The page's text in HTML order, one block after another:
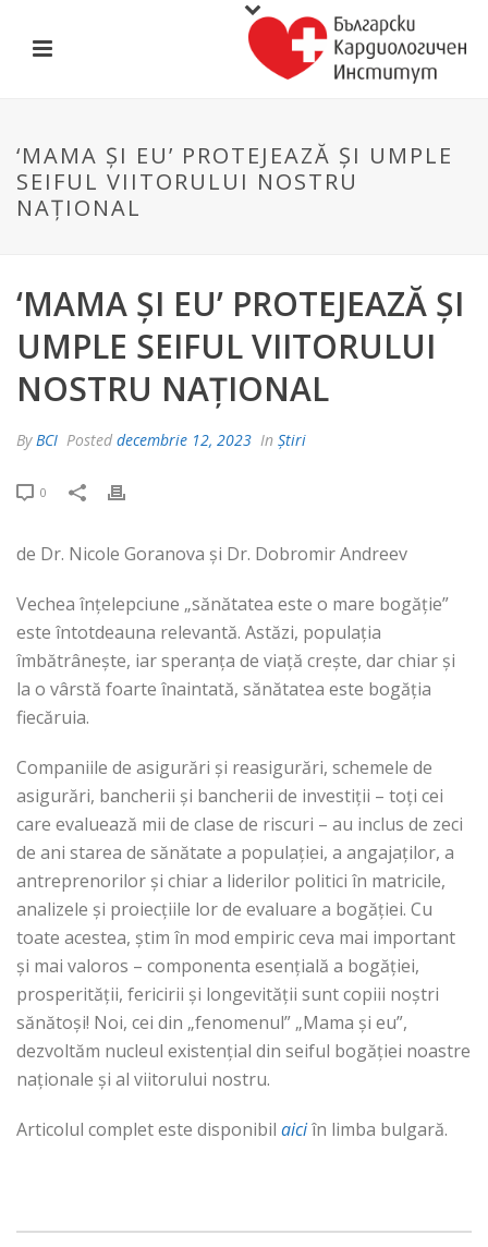
‘MAMA ȘI EU’ PROTEJEAZĂ ȘI UMPLE
SEIFUL VIITORULUI NOSTRU
NAȚIONAL
‘MAMA ȘI EU’ PROTEJEAZĂ ȘI
UMPLE SEIFUL VIITORULUI
NOSTRU NAȚIONAL
ByBCI Posted decembrie 12, 2023 In Știri
0
de Dr. Nicole Goranova și Dr. Dobromir Andreev
Vechea înțelepciune „sănătatea este o mare bogăție”
este întotdeauna relevantă. Astăzi, populația
îmbătrânește, iar speranța de viață crește, dar chiar și
la o vârstă foarte înaintată, sănătatea este bogăția
fiecăruia.
Companiile de asigurări și reasigurări, schemele de
asigurări, bancherii și bancherii de investiții – toți cei
care evaluează mii de clase de riscuri – au inclus de zeci
de ani starea de sănătate a populației, a angajaților, a
antreprenorilor și chiar a liderilor politici în matricile,
analizele și proiecțiile lor de evaluare a bogăției. Cu
toate acestea, știm în mod empiric ceva mai important
și mai valoros – componenta esențială a bogăției,
prosperității, fericirii și longevității sunt copiii noștri
sănătoși! Noi, cei din „fenomenul” „Mama și eu”,
dezvoltăm nucleul existențial din seiful bogăției noastre
naționale și al viitorului nostru.
Articolul complet este disponibil aiciîn limba bulgară.